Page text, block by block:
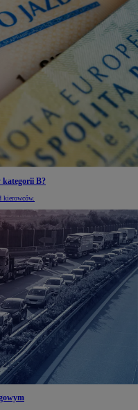
kategorii B?
kierowców.